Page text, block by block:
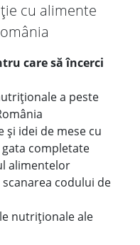
cu alimente
care să încerci
a peste
și idei de mese cu
completate
alimentelor
codului de
nutriționale ale